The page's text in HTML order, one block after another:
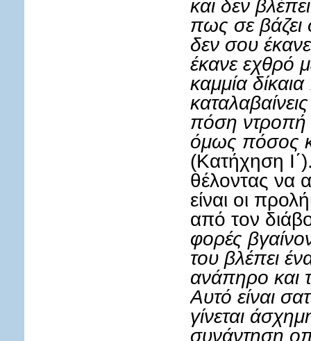
και δεν
πως σε βάζει
δεν σου
έκανε εχθρό
καμμία
πόση ντροπή
όμως πόσος
(Κατήχηση
θέλοντας να
είναι οι
από τον
φορές
του βλέπει
ανάπηρο και
Αυτό είναι
γίνεται
συνάντηση